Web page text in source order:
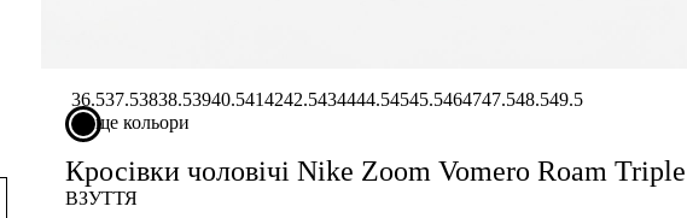
36.537.53838.53940.5414242.5434444.54545.5464747.548.549.5
ще кольори
Кросівки чоловічі Nike Zoom Vomero Roam
ВЗУТТЯ